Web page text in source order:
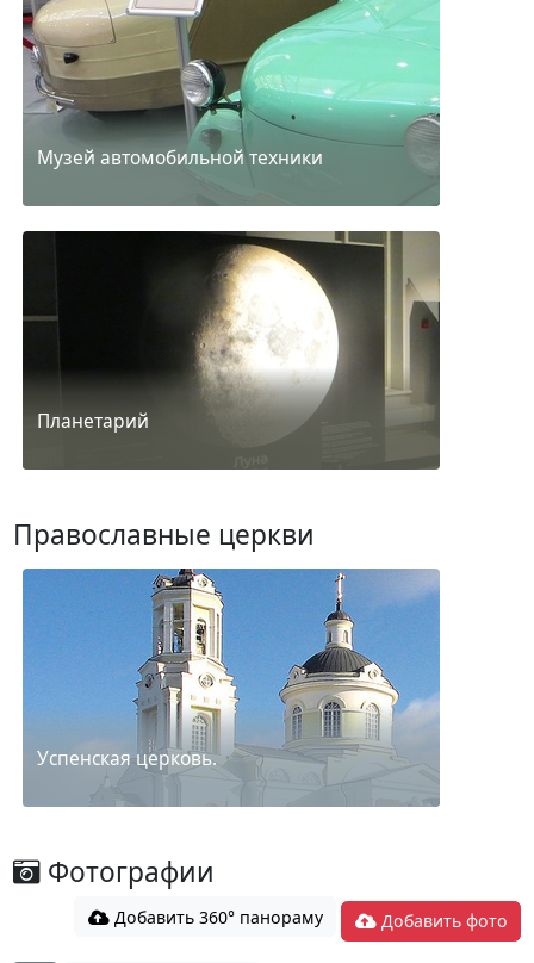
Музей автомобильной техники
Планетарий
Православные церкви
Успенская церковь.
Фотографии
Добавить 360° панораму Добавить фото